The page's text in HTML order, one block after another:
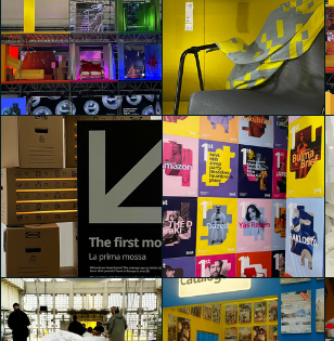
1st (First)
Riccardo Bertani
1st (First)
Sara Zampatti
1st (First)
Sara Mariotti
1st (First)
Francesco Stabelli